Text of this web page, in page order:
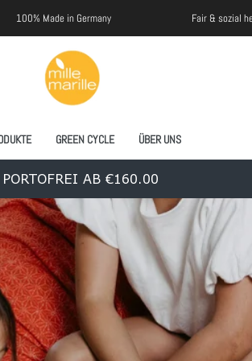
Germany Fair & sozial hergestellt
GREEN CYCLE ÜBER UNS
AB €160.00